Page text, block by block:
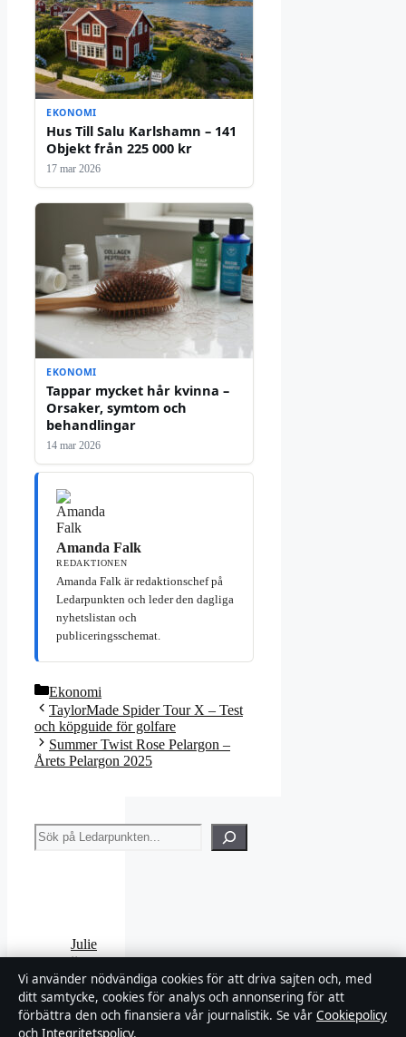
EKONOMI
Hus Till Salu Karlshamn – 141
Objekt från 225 000 kr
17 mar 2026
EKONOMI
Tappar mycket hår kvinna –
Orsaker, symtom och
behandlingar
14 mar 2026
Amanda Falk
REDAKTIONEN
Amanda Falk är redaktionschef på
Ledarpunkten och leder den dagliga
nyhetslistan och
publiceringsschemat.
Kategorier
Ekonomi
TaylorMade Spider Tour X – Test
och köpguide för golfare
Summer Twist Rose Pelargon –
Årets Pelargon 2025
Sök
Julie
tte
Has
a
Gun
Vi använder nödvändiga cookies för att driva sajten och, med
ditt samtycke, cookies för analys och annonsering för att
förbättra den och finansiera vår journalistik. Se vår Cookiepolicy
och Integritetspolicy.